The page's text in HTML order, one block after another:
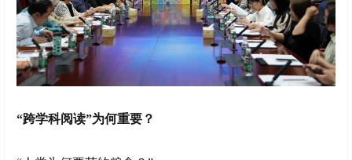
“跨学科阅读”为何重要？